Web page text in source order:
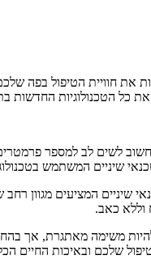
את חוויית הטיפול בפה
כל הטכנולוגיות החדשות
לשים לב למספר
שיניים המשתמש
שיניים המציעים מגוון
וללא כאב.
משימה מאתגרת, אך
שלכם ובאיכות החיים